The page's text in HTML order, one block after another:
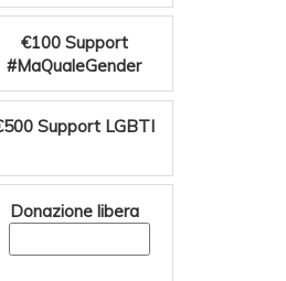
€100 Support
#MaQualeGender
Support LGBTI
Donazione libera